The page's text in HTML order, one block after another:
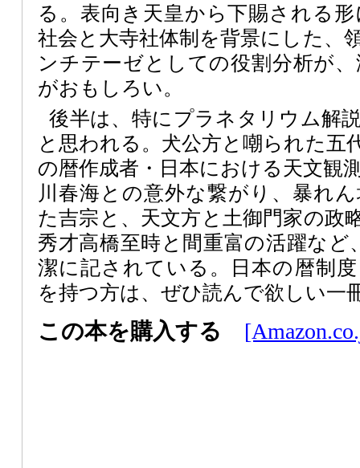
る。表向き天皇から下賜される
社会と大寺社体制を背景にした、
ンチテーゼとしての役割分析が
がおもしろい。
後半は、特にプラネタリウム解
と思われる。犬公方と嘲られた五
の暦作成者・日本における天文観
川春海との意外な繋がり、暴れ
た吉宗と、天文方と土御門家の政
秀才高橋至時と間重富の活躍など
潔に記されている。日本の暦制
を持つ方は、ぜひ読んで欲しい一
この本を購入する